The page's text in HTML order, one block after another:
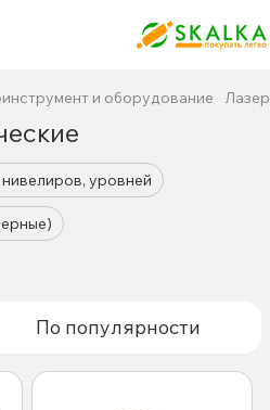
и оборудование
уровней
По популярности